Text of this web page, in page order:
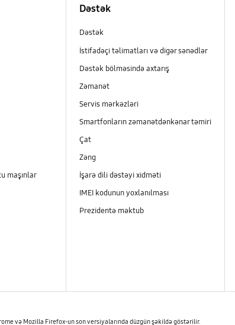
maşınlar
Dəstək
Dəstək
İstifadəçi təlimatları və digər sənədlər
Dəstək bölməsində axtarış
Zəmanət
Servis mərkəzləri
Smartfonların zəmanətdənkənar təmiri
Çat
Zəng
İşarə dili dəstəyi xidməti
IMEI kodunun yoxlanılması
Prezidentə məktub
və Mozilla Firefox-un son versiyalarında düzgün şəkildə göstərilir.